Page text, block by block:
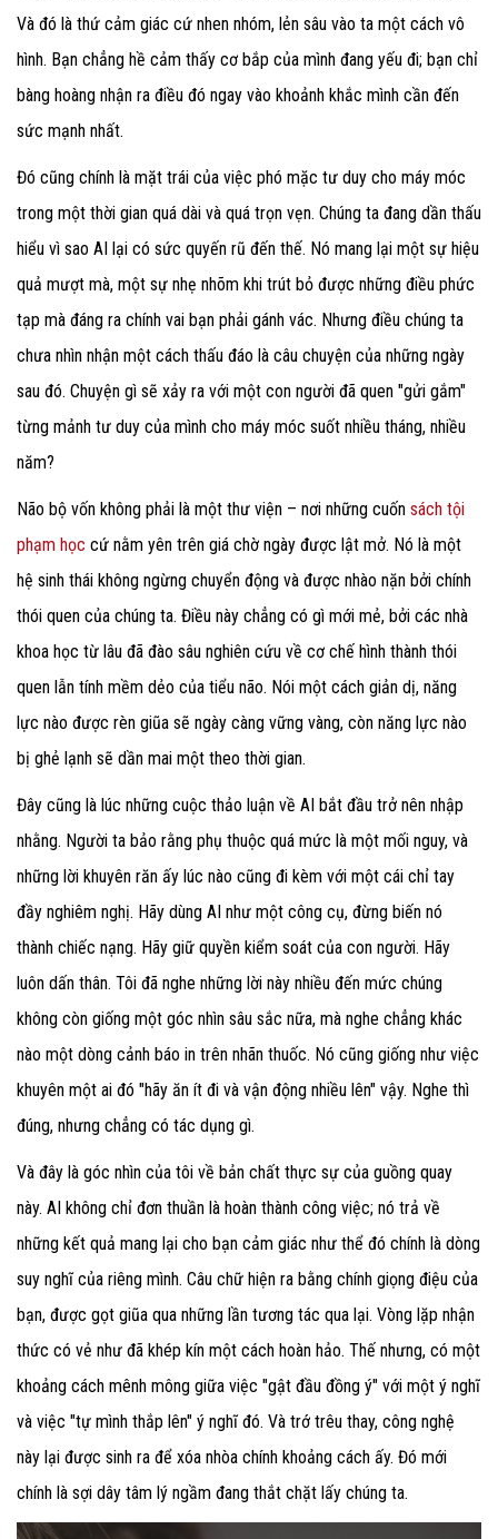
Và đó là thứ cảm giác cứ nhen nhóm, lẻn sâu vào ta một cách vô
hình. Bạn chẳng hề cảm thấy cơ bắp của mình đang yếu đi; bạn chỉ
bàng hoàng nhận ra điều đó ngay vào khoảnh khắc mình cần đến
sức mạnh nhất.
Đó cũng chính là mặt trái của việc phó mặc tư duy cho máy móc
trong một thời gian quá dài và quá trọn vẹn. Chúng ta đang dần thấu
hiểu vì sao AI lại có sức quyến rũ đến thế. Nó mang lại một sự hiệu
quả mượt mà, một sự nhẹ nhõm khi trút bỏ được những điều phức
tạp mà đáng ra chính vai bạn phải gánh vác. Nhưng điều chúng ta
chưa nhìn nhận một cách thấu đáo là câu chuyện của những ngày
sau đó. Chuyện gì sẽ xảy ra với một con người đã quen "gửi gắm"
từng mảnh tư duy của mình cho máy móc suốt nhiều tháng, nhiều
năm?
Não bộ vốn không phải là một thư viện – nơi những cuốn sách tội
phạm học cứ nằm yên trên giá chờ ngày được lật mở. Nó là một
hệ sinh thái không ngừng chuyển động và được nhào nặn bởi chính
thói quen của chúng ta. Điều này chẳng có gì mới mẻ, bởi các nhà
khoa học từ lâu đã đào sâu nghiên cứu về cơ chế hình thành thói
quen lẫn tính mềm dẻo của tiểu não. Nói một cách giản dị, năng
lực nào được rèn giũa sẽ ngày càng vững vàng, còn năng lực nào
bị ghẻ lạnh sẽ dần mai một theo thời gian.
Đây cũng là lúc những cuộc thảo luận về AI bắt đầu trở nên nhập
nhằng. Người ta bảo rằng phụ thuộc quá mức là một mối nguy, và
những lời khuyên răn ấy lúc nào cũng đi kèm với một cái chỉ tay
đầy nghiêm nghị. Hãy dùng AI như một công cụ, đừng biến nó
thành chiếc nạng. Hãy giữ quyền kiểm soát của con người. Hãy
luôn dấn thân. Tôi đã nghe những lời này nhiều đến mức chúng
không còn giống một góc nhìn sâu sắc nữa, mà nghe chẳng khác
nào một dòng cảnh báo in trên nhãn thuốc. Nó cũng giống như việc
khuyên một ai đó "hãy ăn ít đi và vận động nhiều lên" vậy. Nghe thì
đúng, nhưng chẳng có tác dụng gì.
Và đây là góc nhìn của tôi về bản chất thực sự của guồng quay
này. AI không chỉ đơn thuần là hoàn thành công việc; nó trả về
những kết quả mang lại cho bạn cảm giác như thể đó chính là dòng
suy nghĩ của riêng mình. Câu chữ hiện ra bằng chính giọng điệu của
bạn, được gọt giũa qua những lần tương tác qua lại. Vòng lặp nhận
thức có vẻ như đã khép kín một cách hoàn hảo. Thế nhưng, có một
khoảng cách mênh mông giữa việc "gật đầu đồng ý" với một ý nghĩ
và việc "tự mình thắp lên" ý nghĩ đó. Và trớ trêu thay, công nghệ
này lại được sinh ra để xóa nhòa chính khoảng cách ấy. Đó mới
chính là sợi dây tâm lý ngầm đang thắt chặt lấy chúng ta.